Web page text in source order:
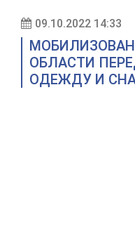
09.10.2022 14:33
ОБЛАСТИ
ОДЕЖДУ И